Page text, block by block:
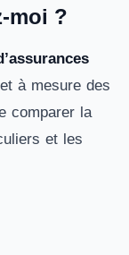
moi ?
à mesure des
comparer la
et les